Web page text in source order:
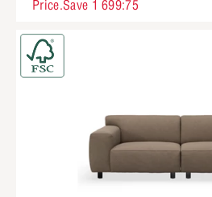
Price.Save 1 699:75